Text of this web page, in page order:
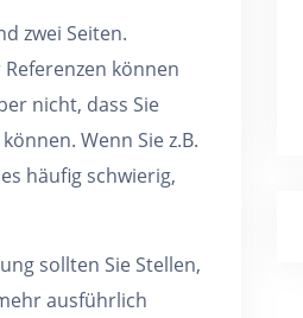
zwei Seiten.
können
nicht, dass Sie
Wenn Sie z.B.
häufig schwierig,
sollten Sie Stellen,
ausführlich